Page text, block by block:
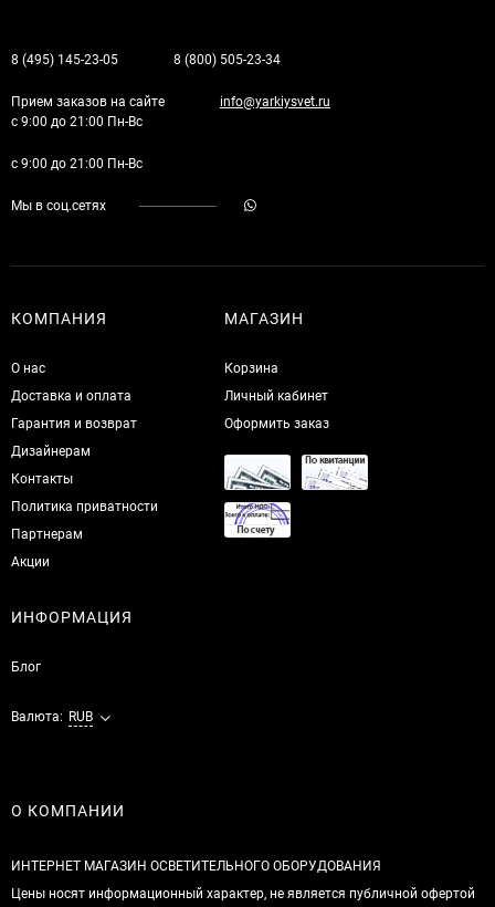
8 (495) 145-23-05 8 (800) 505-23-34
Прием заказов на сайте
с 9:00 до 21:00 Пн-Вс
info@yarkiysvet.ru
с 9:00 до 21:00 Пн-Вс
Мы в соц.сетях
КОМПАНИЯ
О нас
Доставка и оплата
Гарантия и возврат
Дизайнерам
Контакты
Политика приватности
Партнерам
Акции
МАГАЗИН
Корзина
Личный кабинет
Оформить заказ
ИНФОРМАЦИЯ
Блог
Валюта: RUB
О КОМПАНИИ
ИНТЕРНЕТ МАГАЗИН ОСВЕТИТЕЛЬНОГО ОБОРУДОВАНИЯ
Цены носят информационный характер, не является публичной офертой